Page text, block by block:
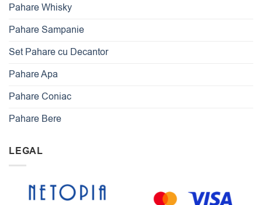
Pahare Whisky
Pahare Sampanie
Set Pahare cu Decantor
Pahare Apa
Pahare Coniac
Pahare Bere
LEGAL